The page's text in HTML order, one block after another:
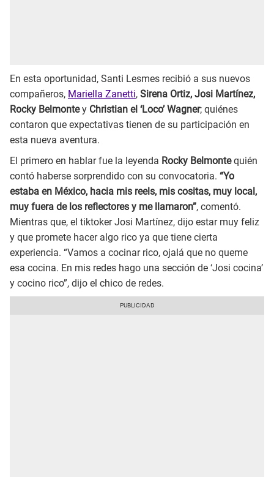
En esta oportunidad, Santi Lesmes recibió a sus nuevos
compañeros, Mariella Zanetti, Sirena Ortiz, Josi Martínez,
Rocky Belmontey Christian el ‘Loco’ Wagner; quiénes
contaron que expectativas tienen de su participación en
esta nueva aventura.
El primero en hablar fue la leyenda Rocky Belmontequién
contó haberse sorprendido con su convocatoria. “Yo
estaba en México, hacia mis reels, mis cositas, muy local,
muy fuera de los reflectores y me llamaron”, comentó.
Mientras que, el tiktoker Josi Martínez, dijo estar muy feliz
y que promete hacer algo rico ya que tiene cierta
experiencia. “Vamos a cocinar rico, ojalá que no queme
esa cocina. En mis redes hago una sección de ‘Josi cocina’
y cocino rico”, dijo el chico de redes.